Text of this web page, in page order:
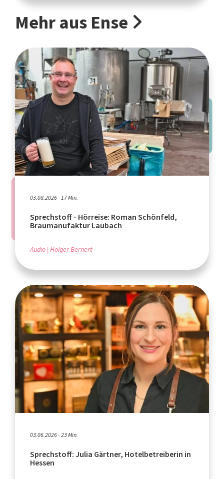
Mehr aus Ense
03.08.2026 - 17 Min.
Sprechstoff - Hörreise: Roman Schönfeld,
Braumanufaktur Laubach
Audio Holger Bernert
03.06.2026 - 23 Min.
Sprechstoff: Julia Gärtner, Hotelbetreiberin in
Hessen